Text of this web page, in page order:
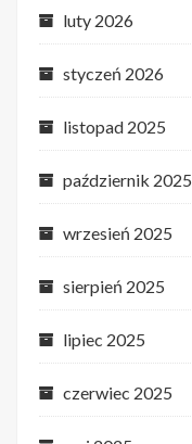
luty 2026
styczeń 2026
listopad 2025
październik 2025
wrzesień 2025
sierpień 2025
lipiec 2025
czerwiec 2025